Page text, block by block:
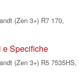
(Zen 3+) R7 170,
e Specifiche
(Zen 3+) R5 7535HS,